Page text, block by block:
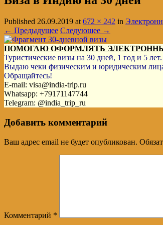
Published 26.09.2019 at 672 × 242 in
← Предыдущее Следующее →
ПОМОГАЮ ОФОРМЛЯТЬ
Туристические визы на 30 дней, 1 год и 5 лет.
Выдаю чеки физическим и юридическим
Обращайтесь!
E-mail: visa@india-trip.ru
Whatsapp: +79171147744
Telegram: @india_trip_ru
Добавить комментарий
Ваш адрес email не будет опубликован.
Комментарий *